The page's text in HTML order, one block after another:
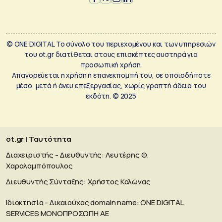
© ONE DIGITAL Το σύνολο του περιεχομένου και των υπηρεσιών
του ot.gr διατίθεται στους επισκέπτες αυστηρά για
προσωπική χρήση.
Απαγορεύεται η χρήση ή επανεκπομπή του, σε οποιοδήποτε
μέσο, μετά ή άνευ επεξεργασίας, χωρίς γραπτή άδεια του
εκδότη. © 2025
ot.gr | Ταυτότητα
Διαχειριστής - Διευθυντής: Λευτέρης Θ.
Χαραλαμπόπουλος
Διευθυντής Σύνταξης: Χρήστος Κολώνας
Ιδιοκτησία - Δικαιούχος domain name: ΟΝΕ DIGITAL
SERVICES MONOΠΡΟΣΩΠΗ ΑΕ